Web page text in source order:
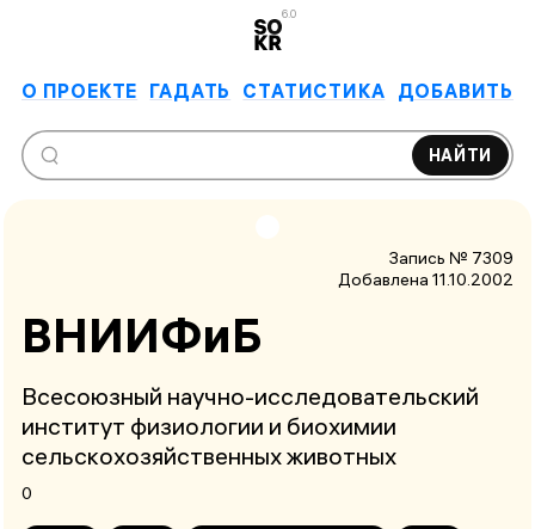
6.0
О ПРОЕКТЕ ГАДАТЬ СТАТИСТИКА ДОБАВИТЬ
НАЙТИ
Запись № 7309
Добавлена 11.10.2002
ВНИИФиБ
Всесоюзный научно-исследовательский
институт физиологии и биохимии
сельскохозяйственных животных
0